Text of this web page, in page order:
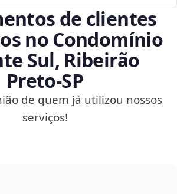
de clientes
no Condomínio
Sul, Ribeirão
Preto‑SP
de quem já utilizou nossos
serviços!